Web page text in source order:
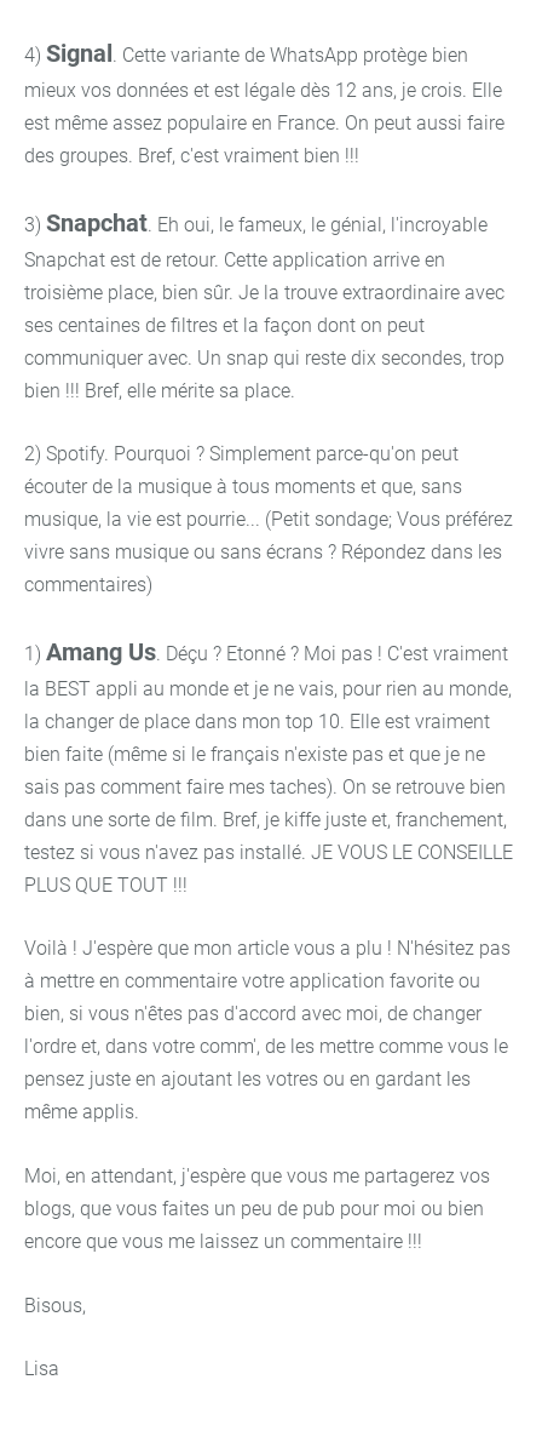
4) Signal . Cette variante de WhatsApp protège bien
mieux vos données et est légale dès 12 ans, je crois. Elle
est même assez populaire en France. On peut aussi faire
des groupes. Bref, c'est vraiment bien !!!
3) Snapchat . Eh oui, le fameux, le génial, l'incroyable
Snapchat est de retour. Cette application arrive en
troisième place, bien sûr. Je la trouve extraordinaire avec
ses centaines de filtres et la façon dont on peut
communiquer avec. Un snap qui reste dix secondes, trop
bien !!! Bref, elle mérite sa place.
2) Spotify. Pourquoi ? Simplement parce-qu'on peut
écouter de la musique à tous moments et que, sans
musique, la vie est pourrie... (Petit sondage; Vous préférez
vivre sans musique ou sans écrans ? Répondez dans les
commentaires)
1) Amang Us. Déçu ? Etonné ? Moi pas ! C'est vraiment
la BEST appli au monde et je ne vais, pour rien au monde,
la changer de place dans mon top 10. Elle est vraiment
bien faite (même si le français n'existe pas et que je ne
sais pas comment faire mes taches). On se retrouve bien
dans une sorte de film. Bref, je kiffe juste et, franchement,
testez si vous n'avez pas installé. JE VOUS LE CONSEILLE
PLUS QUE TOUT !!!
Voilà ! J'espère que mon article vous a plu ! N'hésitez pas
à mettre en commentaire votre application favorite ou
bien, si vous n'êtes pas d'accord avec moi, de changer
l'ordre et, dans votre comm', de les mettre comme vous le
pensez juste en ajoutant les votres ou en gardant les
même applis.
Moi, en attendant, j'espère que vous me partagerez vos
blogs, que vous faites un peu de pub pour moi ou bien
encore que vous me laissez un commentaire !!!
Bisous,
Lisa